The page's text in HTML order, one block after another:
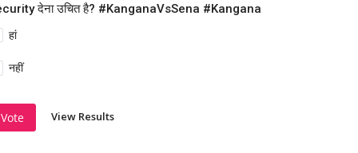
देना उचित है? #KanganaVsSena #Kangana
हां
नहीं
Vote View Results